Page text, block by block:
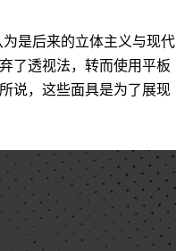
是后来的立体主义与现代
了透视法，转而使用平板
说，这些面具是为了展现